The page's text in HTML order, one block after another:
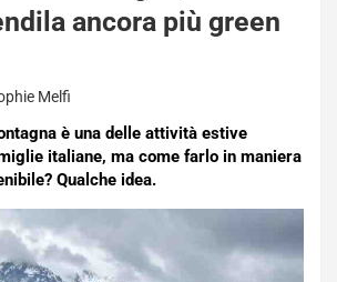
ancora più green
Melfi
è una delle attività estive
italiane, ma come farlo in maniera
Qualche idea.